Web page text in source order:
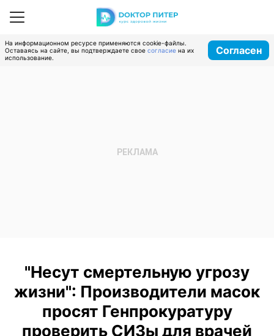
На информационном ресурсе применяются cookie-файлы.
Оставаясь на сайте, вы подтверждаете свое согласие на их
использование.
Согласен
"Несут смертельную угрозу
жизни": Производители масок
просят Генпрокуратуру
проверить СИЗы для врачей